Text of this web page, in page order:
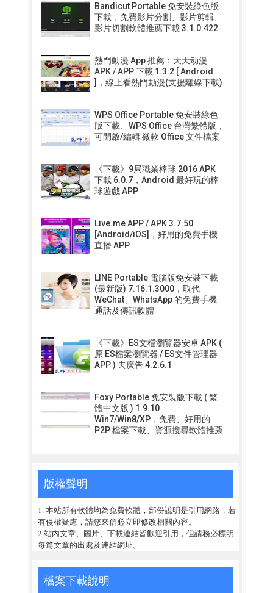
Bandicut Portable 免安裝綠色版
下載，免費影片分割、影片剪輯、
影片切割軟體推薦下載 3.1.0.422
熱門動漫 App 推薦：天天动漫
APK / APP 下載 1.3.2 [ Android
]，線上看熱門動漫(支援離線下載)
WPS Office Portable 免安裝綠色
版下載、WPS Office 台灣繁體版，
可開啟/編輯 微軟 Office 文件檔案
《下載》9局職業棒球 2016 APK
下載 6.0.7，Android 最好玩的棒
球遊戲 APP
Live.me APP / APK 3.7.50
[Android/iOS]，好用的免費手機
直播 APP
LINE Portable 電腦版免安裝下載
(最新版) 7.16.1.3000，取代
WeChat、WhatsApp 的免費手機
通話及傳訊軟體
《下載》ES文檔瀏覽器安卓 APK (
原 ES檔案瀏覽器 / ES文件管理器
APP ) 去廣告 4.2.6.1
Foxy Portable 免安裝版下載 ( 繁
體中文版 ) 1.9.10
Win7/Win8/XP，免費、好用的
P2P 檔案下載、資源搜尋軟體推薦
版權聲明
1. 本站所有軟體均為免費軟體，部份說明是引用網路，若
有侵權疑慮，請您來信必立即修改相關內容。
2.站內文章、圖片、下載連結皆歡迎引用，但請務必標明
每篇文章的出處及連結網址。
檔案下載說明